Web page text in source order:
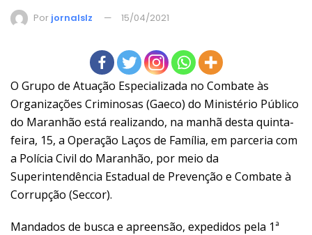
Por jornalslz 15/04/2021
O Grupo de Atuação Especializada no Combate às
Organizações Criminosas (Gaeco) do Ministério Público
do Maranhão está realizando, na manhã desta quinta-
feira, 15, a Operação Laços de Família, em parceria com
a Polícia Civil do Maranhão, por meio da
Superintendência Estadual de Prevenção e Combate à
Corrupção (Seccor).
Mandados de busca e apreensão, expedidos pela 1ª